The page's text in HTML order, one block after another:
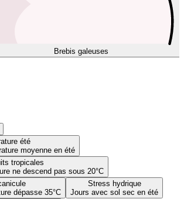
Brebis galeuses
été
moyenne en été
tropicales
ne descend pas sous 20°C
dépasse 35°C
Stress hydrique
Jours avec sol sec en été